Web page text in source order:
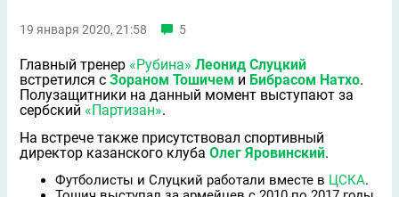
19 января 2020, 21:58 5
Главный тренер «Рубина» Леонид Слуцкий
встретился с Зораном Тошичем и Бибрасом Натхо.
Полузащитники на данный момент выступают за
сербский «Партизан».
На встрече также присутствовал спортивный
директор казанского клуба Олег Яровинский.
Футболисты и Слуцкий работали вместе в ЦСКА.